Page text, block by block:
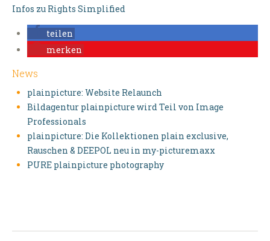
Infos zu Rights Simplified
teilen
merken
News
plainpicture: Website Relaunch
Bildagentur plainpicture wird Teil von Image
Professionals
plainpicture: Die Kollektionen plain exclusive,
Rauschen & DEEPOL neu in my-picturemaxx
PURE plainpicture photography